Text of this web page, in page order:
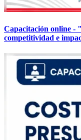
Capacitación online -
competitividad e